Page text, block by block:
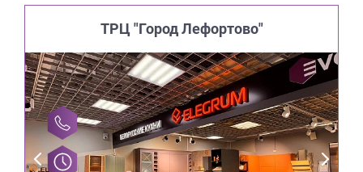
ТРЦ "Город Лефортово"